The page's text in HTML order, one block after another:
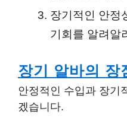
장기적인 안정
기회를 알려알
장기 알바의 장
안정적인 수입과 장기
겠습니다.